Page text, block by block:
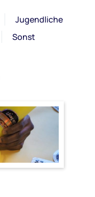
Jugendliche
Sonst